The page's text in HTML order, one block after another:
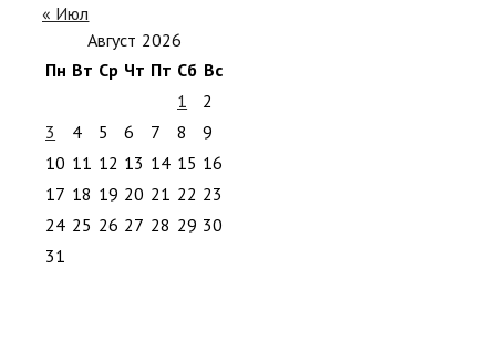
« Июл
Август 2026
Пн Вт Ср Чт Пт Сб Вс
1
2
3
4 5 6 7 8
9
10 11 12 13 14 15 16
17 18 19 20 21 22 23
24 25 26 27 28 29 30
31